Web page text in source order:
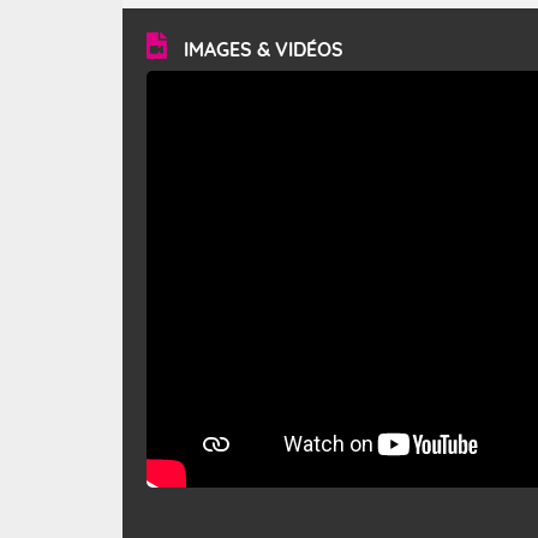
vitesse moyenne de 50 km/h et atteindre 80 à 100 km/h
en rafales, parfois davantage. Il parcourt la basse vallée
du Rhône et la Provence et envahit le littoral
méditerranéen à partir de la Camargue.
IMAGES & VIDÉOS